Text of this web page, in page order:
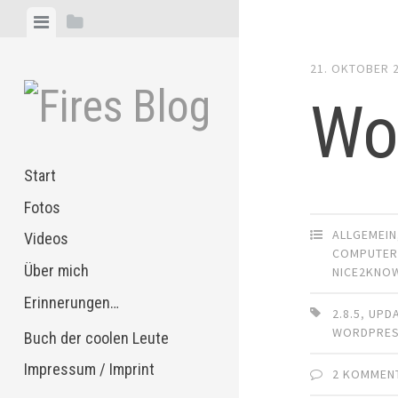
MenüSeitenleiste
Start
Fotos
Videos
Über mich
Erinnerungen…
Buch der coolen Leute
Impressum / Imprint
21. OKTOBER
ALLGEMEIN
COMPUTER
2.8.5,
2